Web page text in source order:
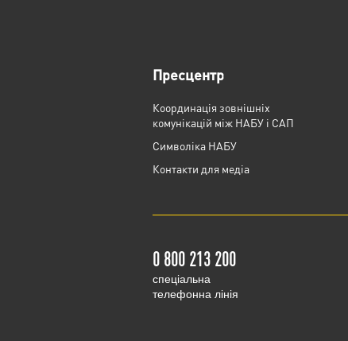
Пресцентр
Координація зовнішніх
комунікацій між НАБУ і САП
Cимволіка НАБУ
Контакти для медіа
0 800 213 200
cпеціальна
телефонна лінія